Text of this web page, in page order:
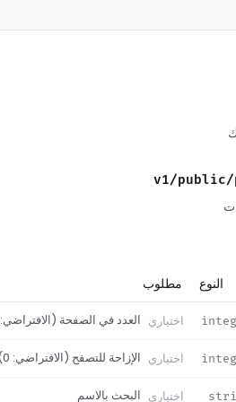
النوع مطلوب
اختياري العدد في الصفحة (الافتراضي: 20)
اختياري الإزاحة للتصفح (الافتراضي: 0)
اختياري البحث بالاسم